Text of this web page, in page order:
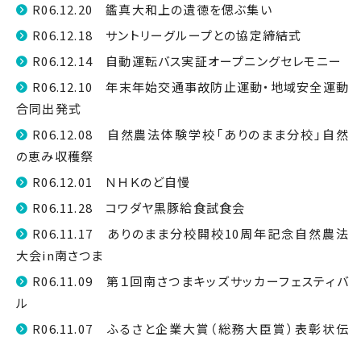
R06.12.20 鑑真大和上の遺徳を偲ぶ集い
R06.12.18 サントリーグループとの協定締結式
R06.12.14 自動運転バス実証オープニングセレモニー
R06.12.10 年末年始交通事故防止運動・地域安全運動
合同出発式
R06.12.08 自然農法体験学校「ありのまま分校」自然
の恵み収穫祭
R06.12.01 ＮＨＫのど自慢
R06.11.28 コワダヤ黒豚給食試食会
R06.11.17 ありのまま分校開校10周年記念自然農法
大会in南さつま
R06.11.09 第１回南さつまキッズサッカーフェスティバ
ル
R06.11.07 ふるさと企業大賞（総務大臣賞）表彰状伝